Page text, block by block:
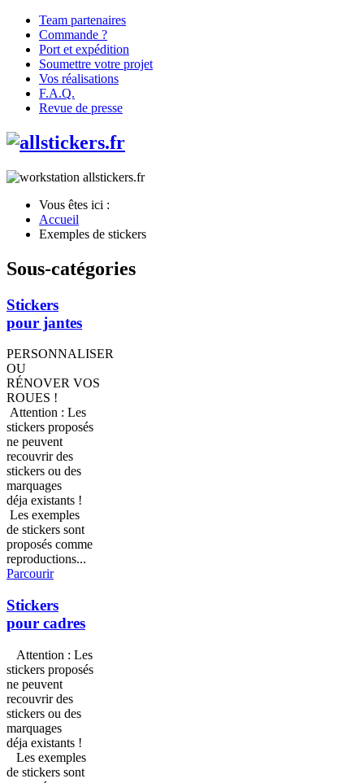
Team partenaires
Commande ?
Port et expédition
Soumettre votre projet
Vos réalisations
F.A.Q.
Revue de presse
Vous êtes ici :
Accueil
Exemples de stickers
Sous-catégories
Stickers
pour jantes
PERSONNALISER
OU
RÉNOVER VOS
ROUES !
Attention : Les
stickers proposés
ne peuvent
recouvrir des
stickers ou des
marquages
déja existants !
Les exemples
de stickers sont
proposés comme
reproductions...
Parcourir
Stickers
pour cadres
Attention : Les
stickers proposés
ne peuvent
recouvrir des
stickers ou des
marquages
déja existants !
Les exemples
de stickers sont